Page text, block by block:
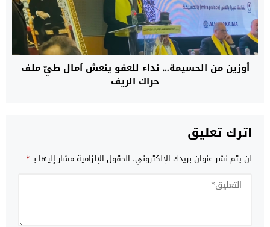
أوزين من الحسيمة… نداء للعفو ينعش آمال طيّ ملف
حراك الريف
اترك تعليق
لن يتم نشر عنوان بريدك الإلكتروني. الحقول الإلزامية مشار إليها بـ*